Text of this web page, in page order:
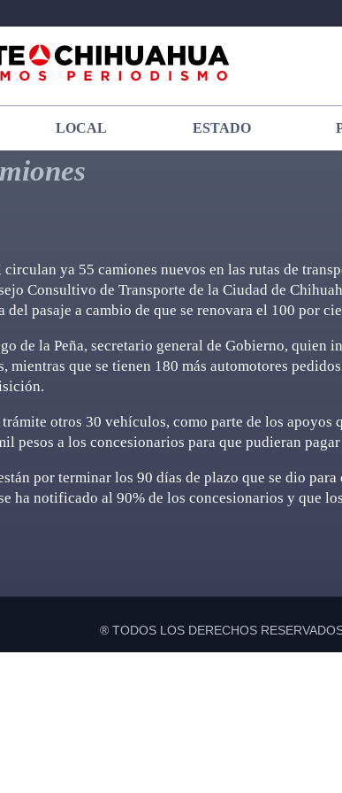
LOCAL ESTADO
ya 55 camiones nuevos en las rutas de
Consultivo de Transporte de la Ciudad de
pasaje a cambio de que se renovara el 100 por
de la Peña, secretario general de Gobierno, quien
mientras que se tienen 180 más automotores
trámite otros 30 vehículos, como parte de los apoyos
pesos a los concesionarios para que pudieran
por terminar los 90 días de plazo que se dio
ha notificado al 90% de los concesionarios y que
® TODOS LOS DERECHOS